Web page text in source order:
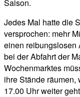
Saison.
Jedes Mal hatte die
versprochen: mehr
einen reibungslosen
bei der Abfahrt der
Wochenmarktes
ihre Stände räumen,
17.00 Uhr weiter